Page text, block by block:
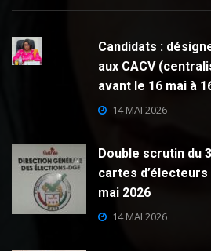
Candidats :
aux CACV
avant le 16 mai à
14 MAI 2026
Double scrutin du
cartes d’électeurs
mai 2026
14 MAI 2026